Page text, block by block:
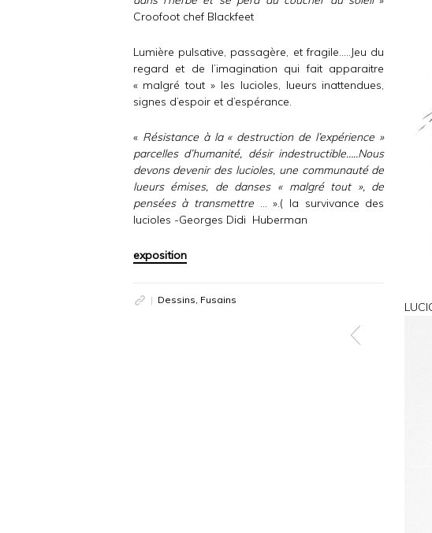
Croofoot chef Blackfeet
Lumière pulsative, passagère, et fragile…..Jeu du
regard et de l’imagination qui fait apparaitre
« malgré tout » les lucioles, lueurs inattendues,
signes d’espoir et d’espérance.
« Résistance à la « destruction de l’expérience »
parcelles d’humanité, désir indestructible…..Nous
devons devenir des lucioles, une communauté de
lueurs émises, de danses « malgré tout », de
pensées à transmettre… ».( la survivance des
lucioles -Georges Didi Huberman
exposition
Dessins, Fusains